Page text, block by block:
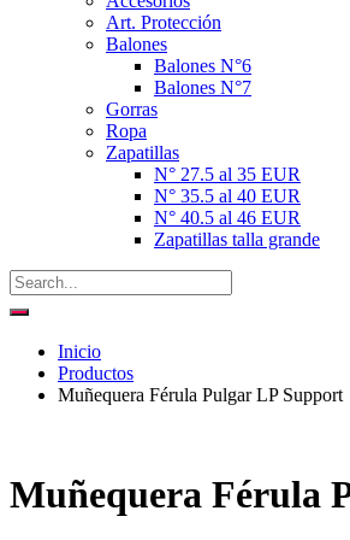
Art. Protección
Balones
Balones N°6
Balones N°7
Gorras
Ropa
Zapatillas
N° 27.5 al 35 EUR
N° 35.5 al 40 EUR
N° 40.5 al 46 EUR
Zapatillas talla grande
Inicio
Productos
Muñequera Férula Pulgar LP Support
Muñequera Férula